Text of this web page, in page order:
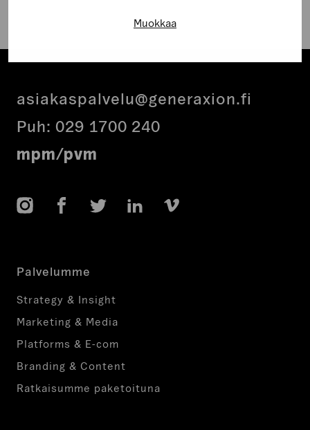
Muokkaa
asiakaspalvelu@generaxion.fi
Puh: 029 1700 240
mpm/pvm
InstagramFacebookTwitter LinkedIn
Palvelumme
Strategy & Insight
Marketing & Media
Platforms & E-com
Branding & Content
Ratkaisumme paketoituna